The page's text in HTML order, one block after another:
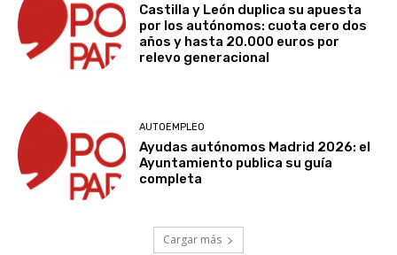
Castilla y León duplica su apuesta
por los autónomos: cuota cero dos
años y hasta 20.000 euros por
relevo generacional
AUTOEMPLEO
Ayudas autónomos Madrid 2026: el
Ayuntamiento publica su guía
completa
Cargar más